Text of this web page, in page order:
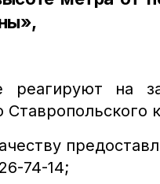
реагируют на
74-14;